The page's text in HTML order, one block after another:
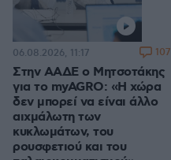
Στην ΑΑΔΕ ο Μητσοτάκης
για το myAGRO: «Η χώρα
δεν μπορεί να είναι άλλο
αιχμάλωτη των
κυκλωμάτων, του
ρουσφετιού και του
06.08.2026, 11:17 107